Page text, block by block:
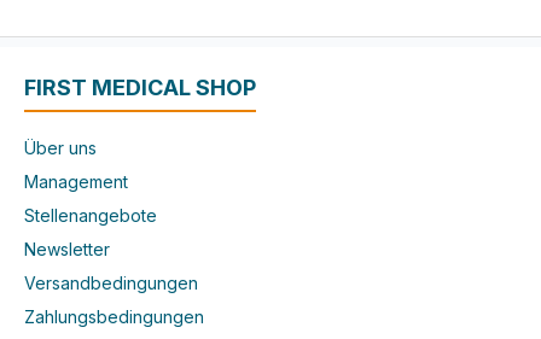
FIRST MEDICAL SHOP
Über uns
Management
Stellenangebote
Newsletter
Versandbedingungen
Zahlungsbedingungen